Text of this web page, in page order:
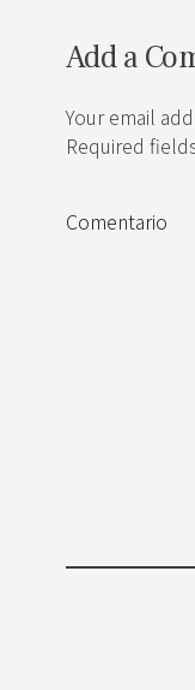
Add a
Your email
Required
Comentario